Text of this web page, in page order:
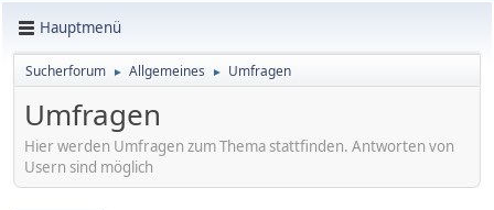
Hauptmenü
Sucherforum ► Allgemeines ► Umfragen
Umfragen
Hier werden Umfragen zum Thema stattfinden. Antworten von
Usern sind möglich